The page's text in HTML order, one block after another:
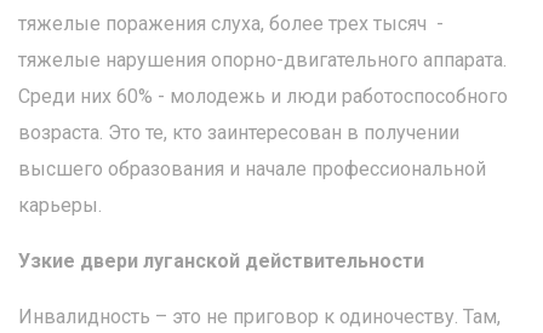
тяжелые поражения слуха, более трех тысяч -
тяжелые нарушения опорно-двигательного аппарата.
Среди них 60% - молодежь и люди работоспособного
возраста. Это те, кто заинтересован в получении
высшего образования и начале профессиональной
карьеры.
Узкие двери луганской действительности
Инвалидность – это не приговор к одиночеству. Там,